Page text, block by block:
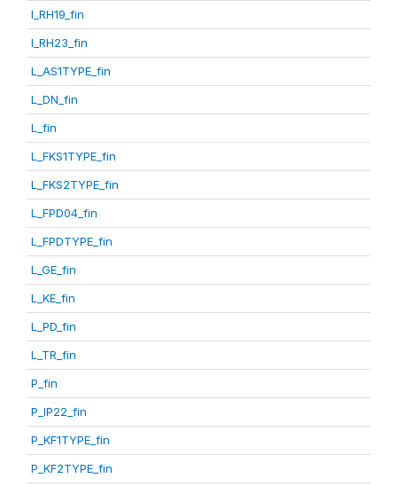
I_RH19_fin
I_RH23_fin
L_AS1TYPE_fin
L_DN_fin
L_fin
L_FKS1TYPE_fin
L_FKS2TYPE_fin
L_FPD04_fin
L_FPDTYPE_fin
L_GE_fin
L_KE_fin
L_PD_fin
L_TR_fin
P_fin
P_IP22_fin
P_KF1TYPE_fin
P_KF2TYPE_fin